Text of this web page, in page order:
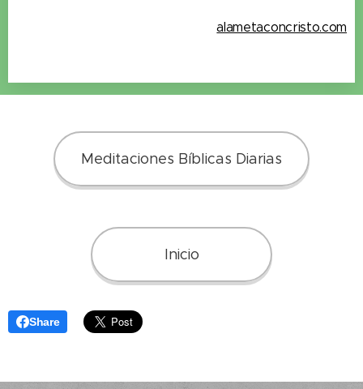
alametaconcristo.com
Meditaciones Bíblicas Diarias
Inicio
Share